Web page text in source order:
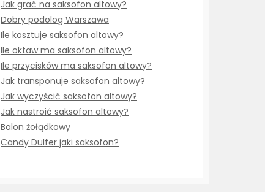
Jak grać na saksofon altowy?
Dobry podolog Warszawa
Ile kosztuje saksofon altowy?
Ile oktaw ma saksofon altowy?
Ile przycisków ma saksofon altowy?
Jak transponuje saksofon altowy?
Jak wyczyścić saksofon altowy?
Jak nastroić saksofon altowy?
Balon żołądkowy
Candy Dulfer jaki saksofon?